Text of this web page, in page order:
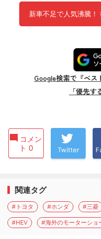
新車不足で人気沸騰
Google検索で『ベス
「優先
コメン
ト 0
Twitter
関連タグ
#トヨタ #ホンダ #三菱
#HEV #海外のモーターショ